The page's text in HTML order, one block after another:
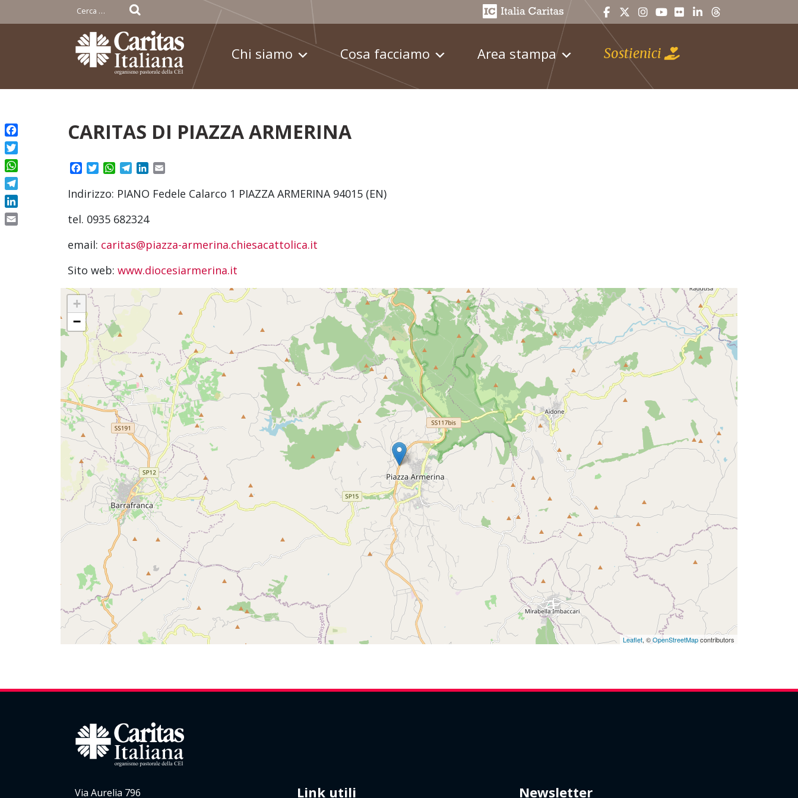
Skip
to
content
Ricerca
per:
Chi siamo Cosa facciamo Area stampa Sostienici
CARITAS DI PIAZZA ARMERINA
Facebook
TwitterWhatsApp
TelegramLinkedIn
Indirizzo: PIANO Fedele Calarco 1 PIAZZA ARMERINA 94015 (EN)
tel. 0935 682324
email: caritas@piazza-armerina.chiesacattolica.it
Sito web: www.diocesiarmerina.it
+
−
Leaflet, ©OpenStreetMapcontributors
Via Aurelia 796
Link utili Newsletter
Facebook
Twitter
WhatsApp
Telegram
LinkedIn